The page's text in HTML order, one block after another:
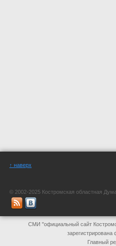
↑ наверх
© 2002-2025 Костромская областная Дума
СМИ "официальный сайт
Главный